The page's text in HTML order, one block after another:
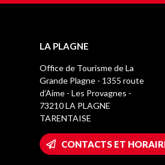
LA PLAGNE
Office de Tourisme de La
Grande Plagne - 1355 route
d’Aime - Les Provagnes -
73210 LA PLAGNE
TARENTAISE
CONTACTS ET